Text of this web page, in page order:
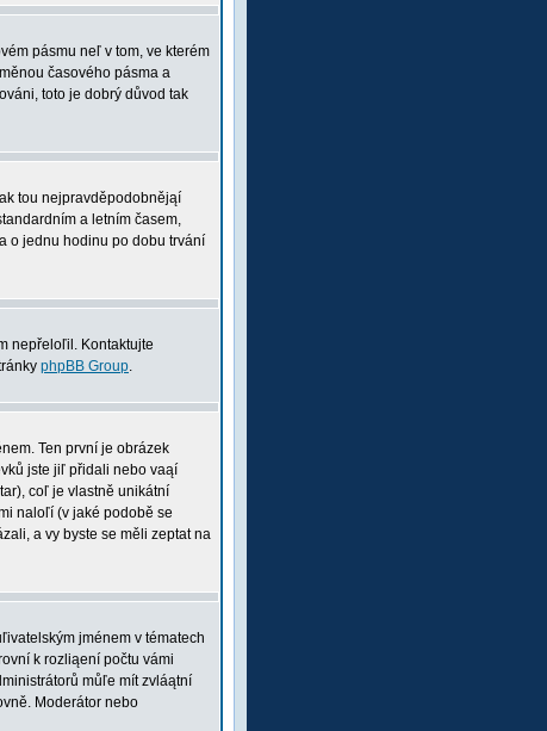
pásmu neľ v tom, ve kterém
časového pásma a
toto je dobrý důvod tak
tou nejpravděpodobnějąí
a letním časem,
o jednu hodinu po dobu trvání
nepřeloľil. Kontaktujte
phpBB Group.
Ten první je obrázek
jste jiľ přidali nebo vaąí
coľ je vlastně unikátní
naloľí (v jaké podobě se
a vy byste se měli zeptat na
jménem v tématech
k rozliąení počtu vámi
můľe mít zvláątní
Moderátor nebo